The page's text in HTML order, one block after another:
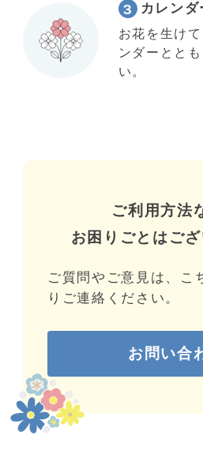
3 カレン
お花を生け
ンダーとと
い。
ご利用方法
お困りごとはご
ご質問やご意見は、こ
りご連絡ください。
お問い合